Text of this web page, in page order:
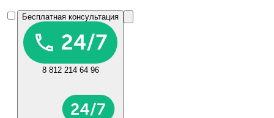
Бесплатная консультация
8 812 214 64 96